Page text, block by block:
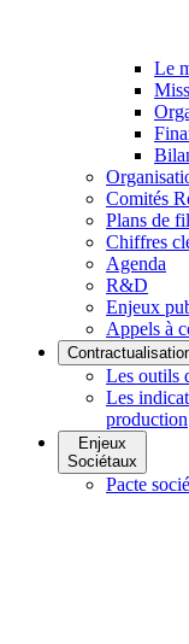
Le
Comités
Plans de
Chiffres
Agenda
R&D
Enjeux
Appels à
Les outils
Les
production
Enjeux
Sociétaux
Pacte